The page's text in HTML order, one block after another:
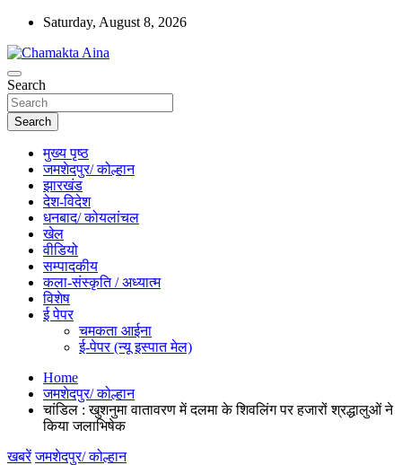
Skip
content
Saturday, August 8, 2026
Chamakta Aina
Hindi News Paper – Jharkhand
Search
Search
मुख्य पृष्ठ
जमशेदपुर/ कोल्हान
झारखंड
देश-विदेश
धनबाद/ कोयलांचल
खेल
वीडियो
सम्पादकीय
कला-संस्कृति / अध्यात्म
विशेष
ई पेपर
चमकता आईना
ई-पेपर (न्यू इस्पात मेल)
Home
जमशेदपुर/ कोल्हान
चांडिल : खुशनुमा वातावरण में दलमा के शिवलिंग पर हजारों श्रद्धालुओं ने
किया जलाभिषेक
खबरें जमशेदपुर/ कोल्हान